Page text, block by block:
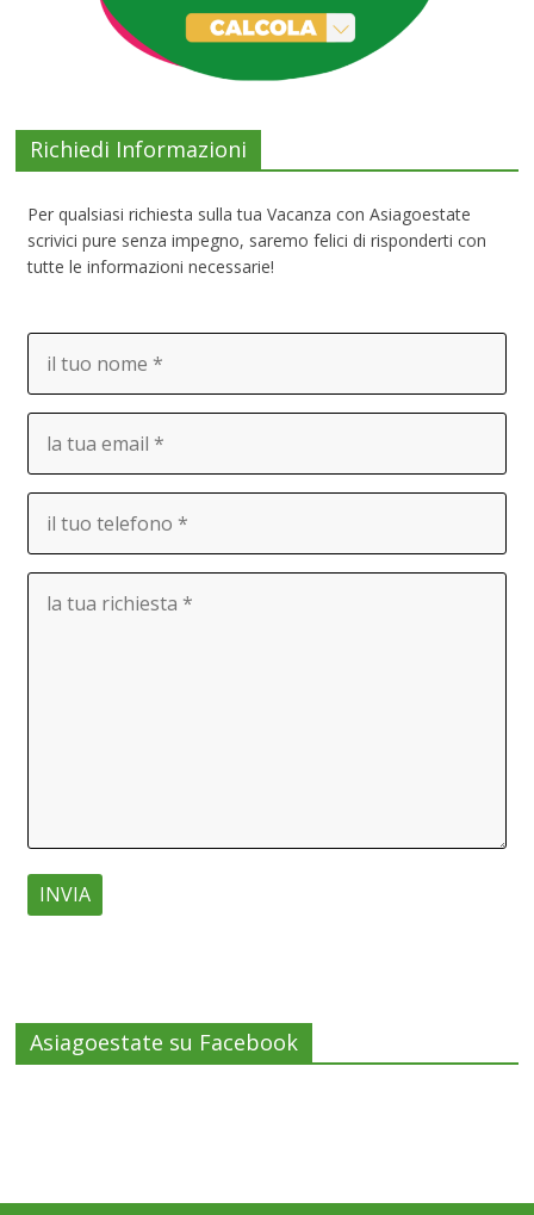
Richiedi Informazioni
Per qualsiasi richiesta sulla tua Vacanza con Asiagoestate
scrivici pure senza impegno, saremo felici di risponderti con
tutte le informazioni necessarie!
Asiagoestate su Facebook